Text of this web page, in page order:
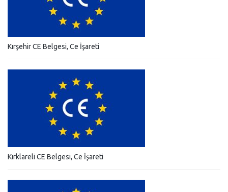
Kırşehir CE Belgesi, Ce İşareti
Kırklareli CE Belgesi, Ce İşareti